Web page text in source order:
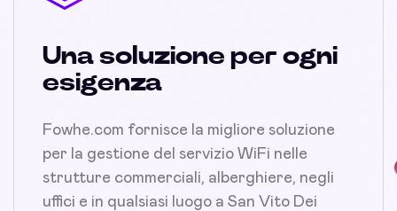
Una soluzione per ogni
esigenza
Fowhe.com fornisce la migliore soluzione
per la gestione del servizio WiFi nelle
strutture commerciali, alberghiere, negli
uffici e in qualsiasi luogo a San Vito Dei